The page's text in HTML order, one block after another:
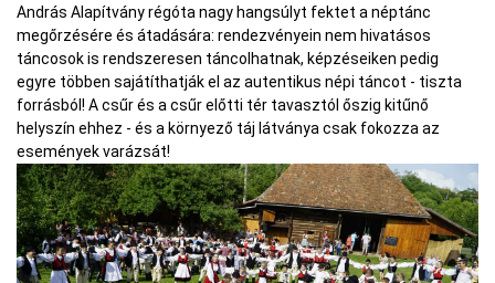
András Alapítvány régóta nagy hangsúlyt fektet a néptánc
megőrzésére és átadására: rendezvényein nem hivatásos
táncosok is rendszeresen táncolhatnak, képzéseiken pedig
egyre többen sajátíthatják el az autentikus népi táncot - tiszta
forrásból! A csűr és a csűr előtti tér tavasztól őszig kitűnő
helyszín ehhez - és a környező táj látványa csak fokozza az
események varázsát!